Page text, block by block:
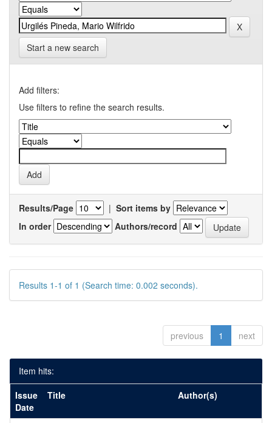
Start a new search
Add filters:
Use filters to refine the search results.
Results/Page | Sort items by
In order
Authors/record
Results 1-1 of 1 (Search time: 0.002 seconds).
previous 1 next
Item hits:
Issue
Date
Title Author(s)